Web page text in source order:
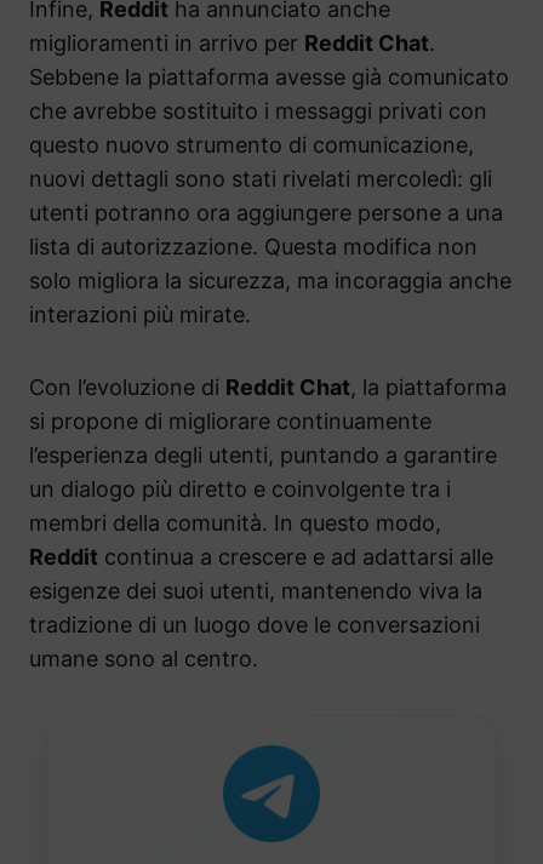
Infine, Reddit ha annunciato anche
miglioramenti in arrivo per Reddit Chat.
Sebbene la piattaforma avesse già comunicato
che avrebbe sostituito i messaggi privati con
questo nuovo strumento di comunicazione,
nuovi dettagli sono stati rivelati mercoledì: gli
utenti potranno ora aggiungere persone a una
lista di autorizzazione. Questa modifica non
solo migliora la sicurezza, ma incoraggia anche
interazioni più mirate.
Con l’evoluzione di Reddit Chat, la piattaforma
si propone di migliorare continuamente
l’esperienza degli utenti, puntando a garantire
un dialogo più diretto e coinvolgente tra i
membri della comunità. In questo modo,
Reddit continua a crescere e ad adattarsi alle
esigenze dei suoi utenti, mantenendo viva la
tradizione di un luogo dove le conversazioni
umane sono al centro.